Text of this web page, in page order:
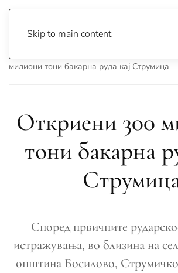
Skip to main content
милиони тони бакарна руда кај Струмица
Откриени 300
тони бакарна
Според првичните
истражувања, во близина на
општина Босилово,